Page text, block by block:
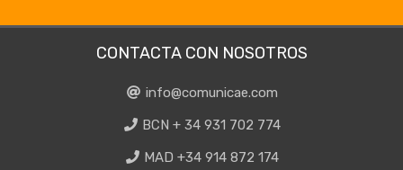
CONTACTA CON NOSOTROS
info@comunicae.com
BCN + 34 931 702 774
MAD +34 914 872 174